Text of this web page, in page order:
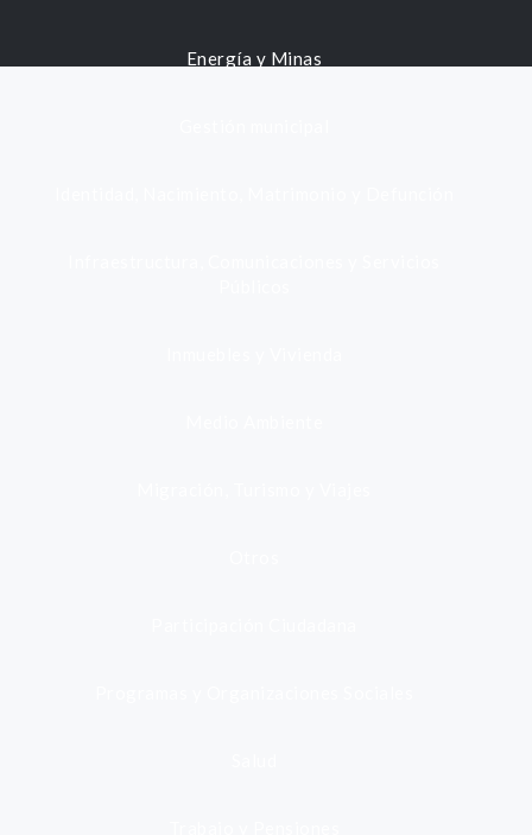
Energía y Minas